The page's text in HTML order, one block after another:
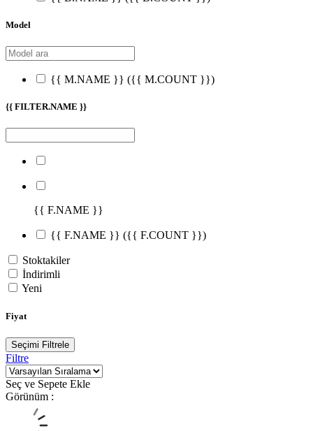
Model
{{ M.NAME }} ({{ M.COUNT }})
{{ FILTER.NAME }}
{{ F.NAME }}
{{ F.NAME }} ({{ F.COUNT }})
Stoktakiler
İndirimli
Yeni
Fiyat
Seçimi Filtrele
Filtre
Seç ve Sepete Ekle
Görünüm :